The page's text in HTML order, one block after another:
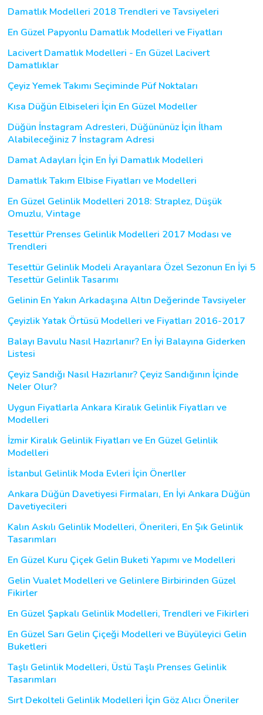
Damatlık Modelleri 2018 Trendleri ve Tavsiyeleri
En Güzel Papyonlu Damatlık Modelleri ve Fiyatları
Lacivert Damatlık Modelleri - En Güzel Lacivert
Damatlıklar
Çeyiz Yemek Takımı Seçiminde Püf Noktaları
Kısa Düğün Elbiseleri İçin En Güzel Modeller
Düğün İnstagram Adresleri, Düğününüz İçin İlham
Alabileceğiniz 7 İnstagram Adresi
Damat Adayları İçin En İyi Damatlık Modelleri
Damatlık Takım Elbise Fiyatları ve Modelleri
En Güzel Gelinlik Modelleri 2018: Straplez, Düşük
Omuzlu, Vintage
Tesettür Prenses Gelinlik Modelleri 2017 Modası ve
Trendleri
Tesettür Gelinlik Modeli Arayanlara Özel Sezonun En İyi 5
Tesettür Gelinlik Tasarımı
Gelinin En Yakın Arkadaşına Altın Değerinde Tavsiyeler
Çeyizlik Yatak Örtüsü Modelleri ve Fiyatları 2016-2017
Balayı Bavulu Nasıl Hazırlanır? En İyi Balayına Giderken
Listesi
Çeyiz Sandığı Nasıl Hazırlanır? Çeyiz Sandığının İçinde
Neler Olur?
Uygun Fiyatlarla Ankara Kiralık Gelinlik Fiyatları ve
Modelleri
İzmir Kiralık Gelinlik Fiyatları ve En Güzel Gelinlik
Modelleri
İstanbul Gelinlik Moda Evleri İçin Önerller
Ankara Düğün Davetiyesi Firmaları, En İyi Ankara Düğün
Davetiyecileri
Kalın Askılı Gelinlik Modelleri, Önerileri, En Şık Gelinlik
Tasarımları
En Güzel Kuru Çiçek Gelin Buketi Yapımı ve Modelleri
Gelin Vualet Modelleri ve Gelinlere Birbirinden Güzel
Fikirler
En Güzel Şapkalı Gelinlik Modelleri, Trendleri ve Fikirleri
En Güzel Sarı Gelin Çiçeği Modelleri ve Büyüleyici Gelin
Buketleri
Taşlı Gelinlik Modelleri, Üstü Taşlı Prenses Gelinlik
Tasarımları
Sırt Dekolteli Gelinlik Modelleri İçin Göz Alıcı Öneriler